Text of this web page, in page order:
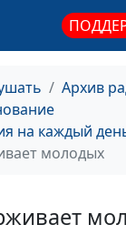
Архив
на каждый
молодых
Михаил
Михаил